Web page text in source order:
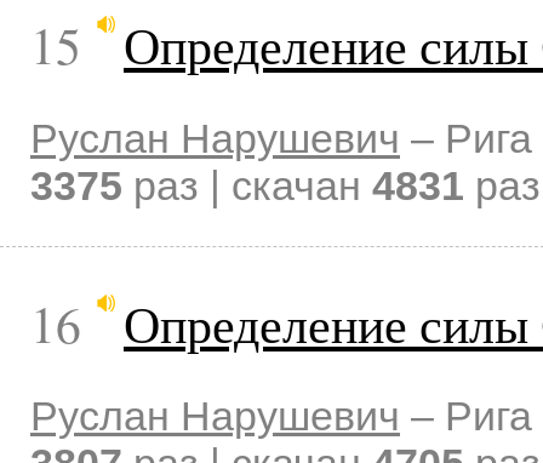
15 Определение силы
Руслан Нарушевич –
3375 раз | скачан 4831
16 Определение силы
Руслан Нарушевич –